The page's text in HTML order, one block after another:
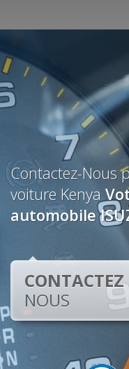
Contactez-Nous
voiture Kenya
automobile
CONTACTEZ
NOUS